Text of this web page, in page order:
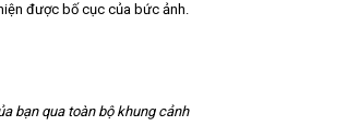
được bố cục của bức ảnh.
bạn qua toàn bộ khung cảnh